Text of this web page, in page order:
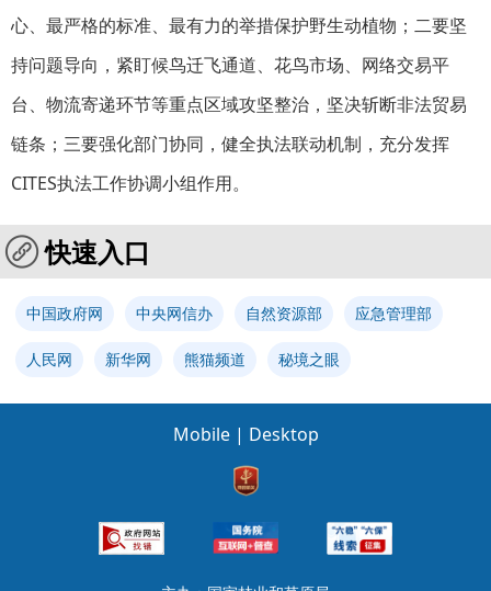
心、最严格的标准、最有力的举措保护野生动植物；二要坚
持问题导向，紧盯候鸟迁飞通道、花鸟市场、网络交易平
台、物流寄递环节等重点区域攻坚整治，坚决斩断非法贸易
链条；三要强化部门协同，健全执法联动机制，充分发挥
CITES执法工作协调小组作用。
快速入口
中国政府网 中央网信办 自然资源部 应急管理部
人民网 新华网 熊猫频道 秘境之眼
Mobile | Desktop